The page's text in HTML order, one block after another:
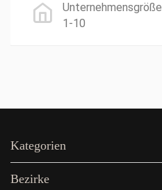
Unternehmensgröße
1-10
Kategorien
Bezirke